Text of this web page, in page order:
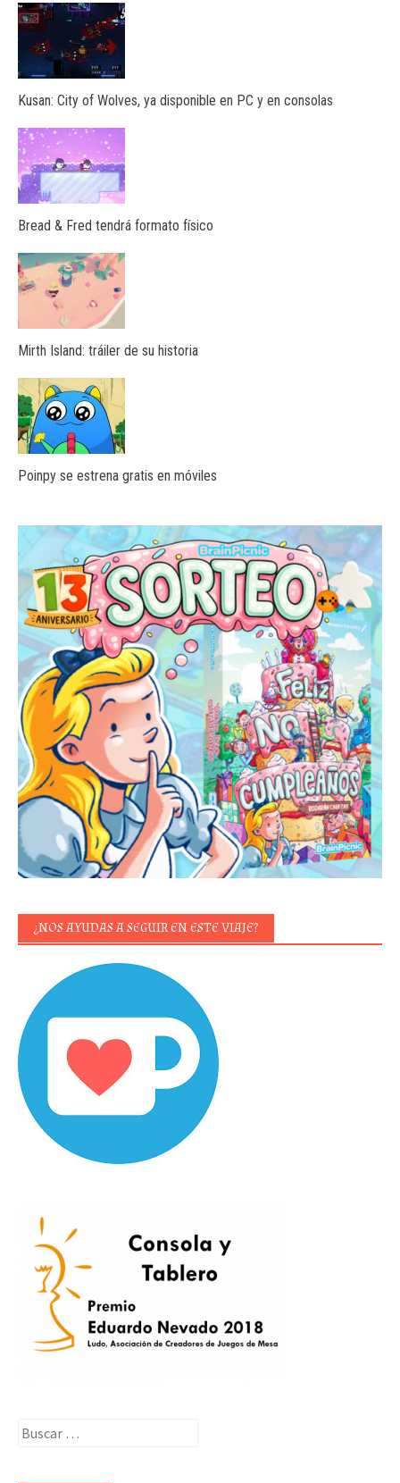
Kusan: City of Wolves, ya disponible en PC y en consolas
Bread & Fred tendrá formato físico
Mirth Island: tráiler de su historia
Poinpy se estrena gratis en móviles
¿NOS AYUDAS A SEGUIR EN ESTE VIAJE?
Buscar: